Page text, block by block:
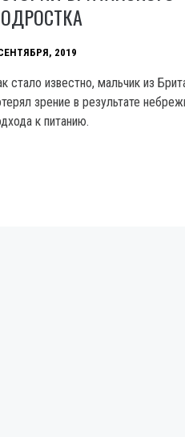
2019
стало известно, мальчик из
зрение в результате
к питанию.